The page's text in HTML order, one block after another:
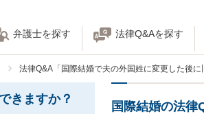
弁護士を探す 法律Q&Aを探す
法律Q&A「国際結婚で夫の外国姓に変更した後に
きますか？
国際結婚の法律